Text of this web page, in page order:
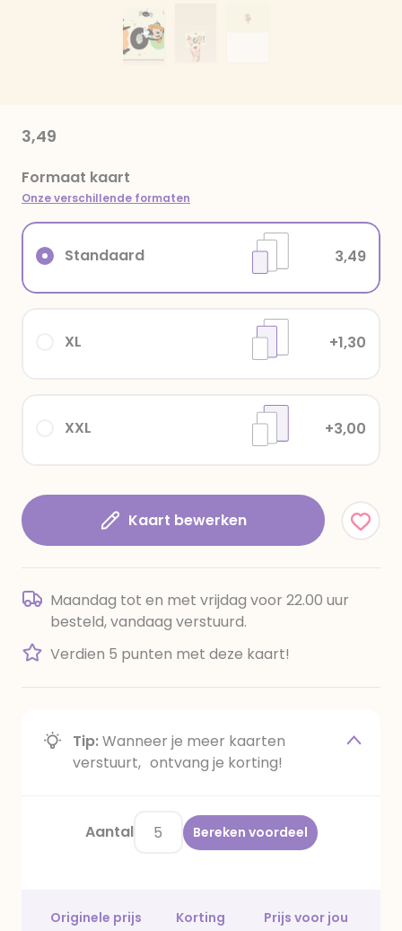
3,49
Formaat kaart
Onze verschillende formaten
XXL +3,00
XL +1,30
Standaard 3,49
Kaart bewerken
Maandag tot en met vrijdag voor 22.00 uur
besteld, vandaag verstuurd.
Verdien 5 punten met deze kaart!
Tip:Wanneer je meer kaarten
verstuurt, ontvang je korting!
Aantal Bereken voordeel
Originele prijs Korting
Prijs voor jou